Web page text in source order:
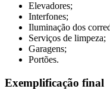
Elevadores;
Interfones;
Iluminação dos
Serviços de limpeza;
Garagens;
Portões.
Exemplificação final